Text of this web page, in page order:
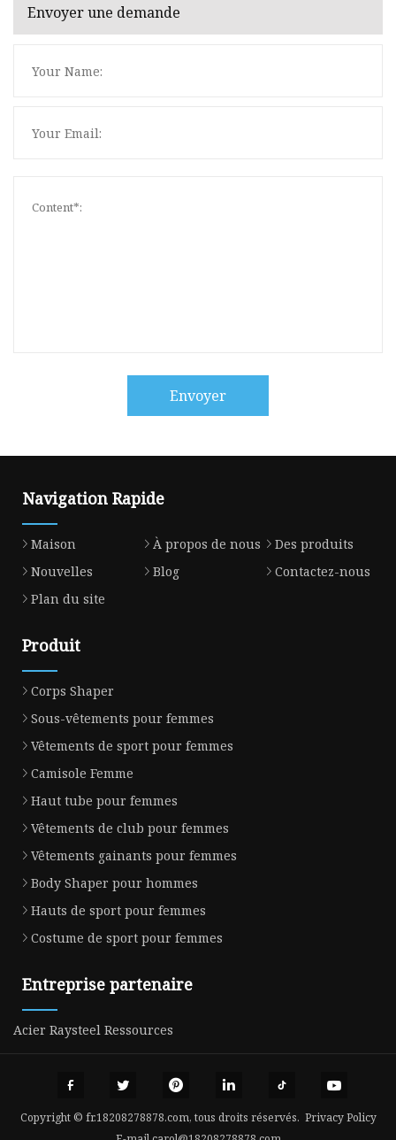
Envoyer une demande
Envoyer
Navigation Rapide
Maison À propos de nous
Des produits
Nouvelles
Blog
Contactez-nous
Plan du site
Produit
Corps Shaper
Sous-vêtements pour femmes
Vêtements de sport pour femmes
Camisole Femme
Haut tube pour femmes
Vêtements de club pour femmes
Vêtements gainants pour femmes
Body Shaper pour hommes
Hauts de sport pour femmes
Costume de sport pour femmes
Entreprise partenaire
Acier Raysteel Ressources
Copyright © fr.18208278878.com, tous droits réservés. Privacy Policy